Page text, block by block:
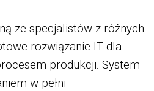
ze specjalistów z różnych
rozwiązanie IT dla
produkcji. System
w pełni